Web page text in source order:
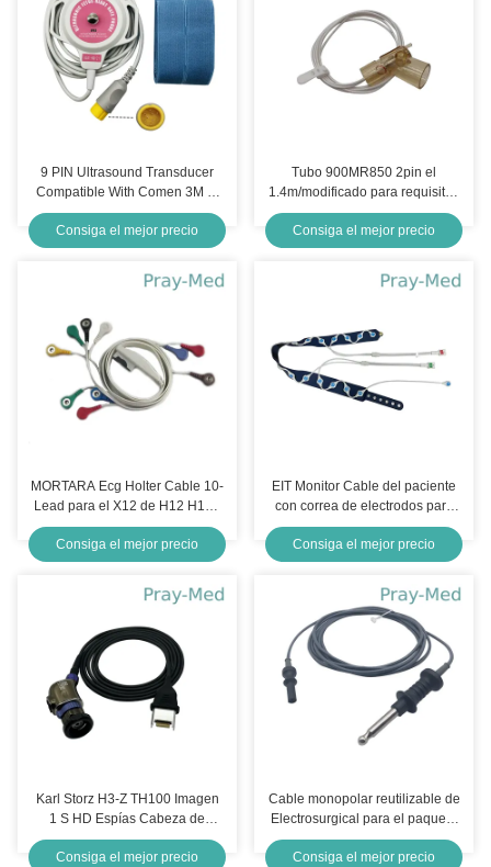
9 PIN Ultrasound Transducer
Compatible With Comen 3M el
10ft Gray Cable
Consiga el mejor precio
Tubo 900MR850 2pin el
1.4m/modificado para requisitos
particulares de GB2626-2006
Fisher Paykel Heater Wire With
Consiga el mejor precio
MORTARA Ecg Holter Cable 10-
Lead para el X12 de H12 H12+
9293-017-51
Consiga el mejor precio
EIT Monitor Cable del paciente
con correa de electrodos para
PulmoVista 500 Drager S M L
XL tamaño
Consiga el mejor precio
Karl Storz H3-Z TH100 Imagen
1 S HD Espías Cabeza de
cámara
Consiga el mejor precio
Cable monopolar reutilizable de
Electrosurgical para el paquete
individual monopolar del
fórceps los 0.9m
Consiga el mejor precio